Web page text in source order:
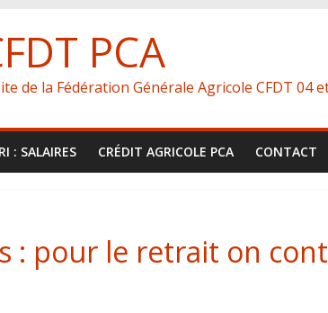
PCA
de la Fédération Générale Agricole CFDT 04
: SALAIRES CRÉDIT AGRICOLE PCA CONTACT
: pour le retrait on